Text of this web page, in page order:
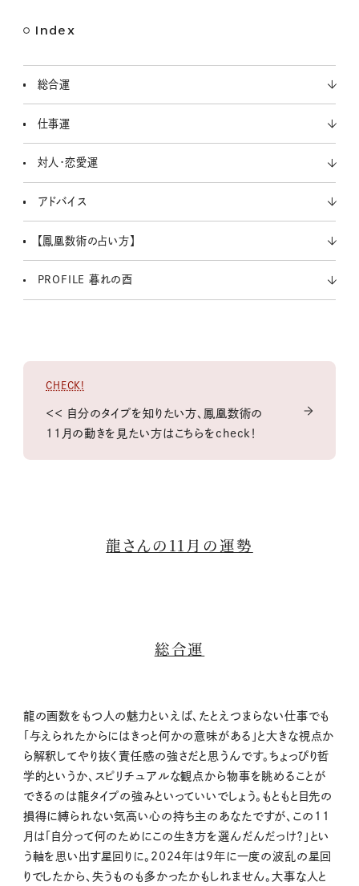
Index
総合運
仕事運
対人・恋愛運
アドバイス
【鳳凰数術の占い方】
PROFILE 暮れの酉
CHECK!
＜＜ 自分のタイプを知りたい方、鳳凰数術の
11月の動きを見たい方はこちらをcheck！
龍さんの11月の運勢
総合運
龍の画数をもつ人の魅力といえば、たとえつまらない仕事でも
「与えられたからにはきっと何かの意味がある」と大きな視点か
ら解釈してやり抜く責任感の強さだと思うんです。ちょっぴり哲
学的というか、スピリチュアルな観点から物事を眺めることが
できるのは龍タイプの強みといっていいでしょう。もともと目先の
損得に縛られない気高い心の持ち主のあなたですが、この11
月は「自分って何のためにこの生き方を選んだんだっけ？」とい
う軸を思い出す星回りに。2024年は9年に一度の波乱の星回
りでしたから、失うものも多かったかもしれません。大事な人と